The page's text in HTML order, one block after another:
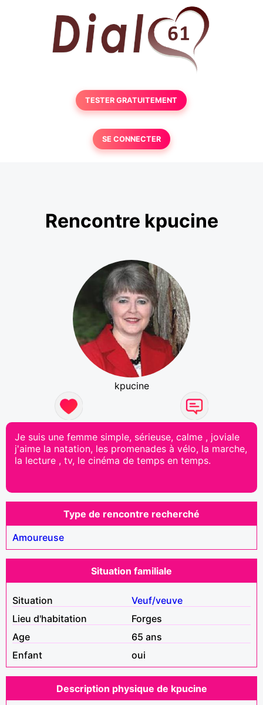
TESTER GRATUITEMENT
SE CONNECTER
Rencontre kpucine
kpucine
Je suis une femme simple, sérieuse, calme , joviale
j'aime la natation, les promenades à vélo, la marche,
la lecture , tv, le cinéma de temps en temps.
Type de rencontre recherché
Amoureuse
Situation familiale
Situation
Veuf/veuve
Lieu d'habitation
Forges
Age
65 ans
Enfant
oui
Description physique de kpucine